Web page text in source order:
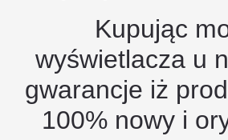
Kupując
wyświetlacza u
gwarancje iż
100% nowy i